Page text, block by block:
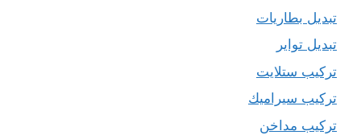
تبديل بطاريات
تبديل تواير
تركيب ستلايت
تركيب سيراميك
تركيب مداخن